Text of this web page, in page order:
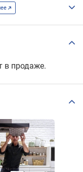
в продаже.